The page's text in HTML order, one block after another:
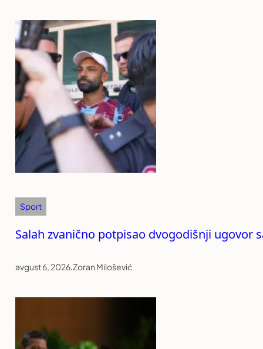
Sport
Salah zvanično potpisao dvogodišnji ugovor
avgust 6, 2026.Zoran Milošević